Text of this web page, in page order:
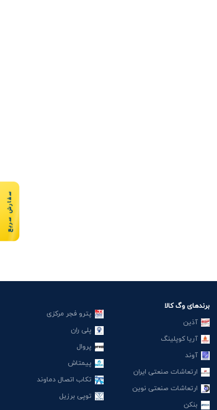
برندهای وگ کالا
آذین
آریا کوپلینگ
آوند
ارتعاشات صنعتی ایران
ارتعاشات صنعتی نوین
بنکن
پترو فجر مرکزی
پلی ران
پروال
پیمتاش
تکاب اتصال دماوند
توپی برزیل
سفارش سریع